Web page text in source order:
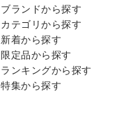
ブランドから探す
カテゴリから探す
新着から探す
限定品から探す
ランキングから探す
特集から探す